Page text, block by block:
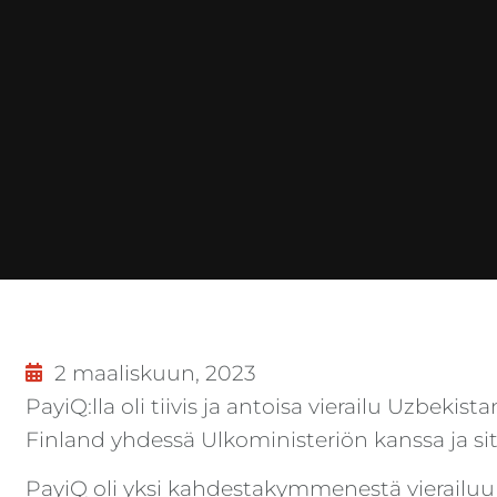
2 maaliskuun, 2023
PayiQ:lla oli tiivis ja antoisa vierailu
Finland yhdessä Ulkoministeriön kanssa ja
PayiQ oli yksi kahdestakymmenestä